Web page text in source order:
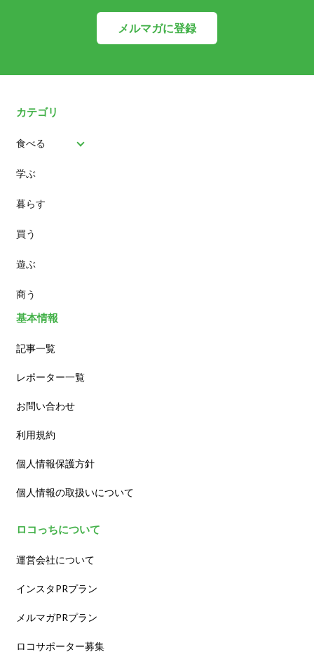
メルマガに登録
カテゴリ
食べる
パン
スイーツ
ランチ
カフェ
学ぶ
暮らす
買う
遊ぶ
商う
基本情報
記事一覧
レポーター一覧
お問い合わせ
利用規約
個人情報保護方針
個人情報の取扱いについて
ロコっちについて
運営会社について
インスタPRプラン
メルマガPRプラン
ロコサポーター募集